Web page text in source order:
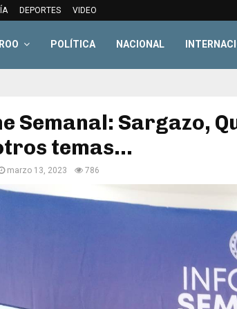
DEPORTES VIDEO
POLÍTICA NACIONAL
Semanal: Sargazo,
temas…
marzo 13, 2023 786